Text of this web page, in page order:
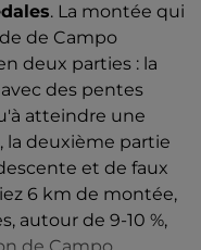
. La montée qui
de Campo
deux parties : la
des pentes
atteindre une
la deuxième partie
et de faux
6 km de montée,
autour de 9-10 %,